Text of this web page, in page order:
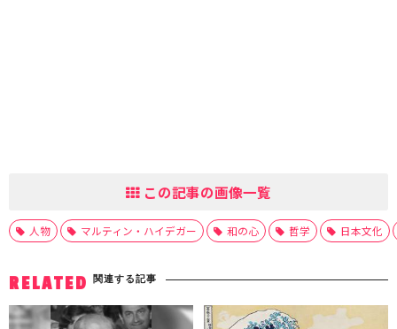
この記事の画像一覧
人物 マルティン・ハイデガー 和の心 哲学 日本文化
RELATED 関連する記事